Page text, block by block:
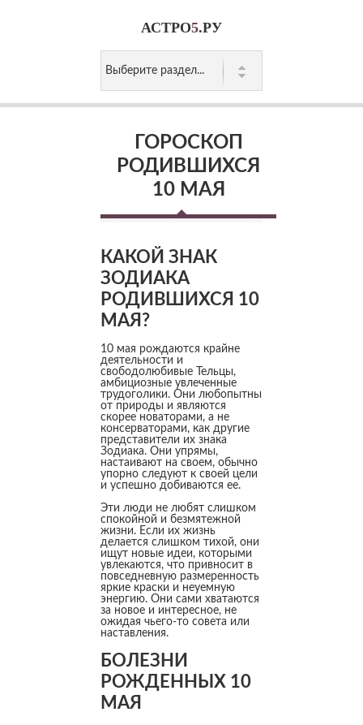
АСТРО5.РУ
ГОРОСКОП
РОДИВШИХСЯ
10 МАЯ
КАКОЙ ЗНАК
ЗОДИАКА
РОДИВШИХСЯ 10
МАЯ?
10 мая рождаются крайне
деятельности и
свободолюбивые Тельцы,
амбициозные увлеченные
трудоголики. Они любопытны
от природы и являются
скорее новаторами, а не
консерваторами, как другие
представители их знака
Зодиака. Они упрямы,
настаивают на своем, обычно
упорно следуют к своей цели
и успешно добиваются ее.
Эти люди не любят слишком
спокойной и безмятежной
жизни. Если их жизнь
делается слишком тихой, они
ищут новые идеи, которыми
увлекаются, что привносит в
повседневную размеренность
яркие краски и неуемную
энергию. Они сами хватаются
за новое и интересное, не
ожидая чьего-то совета или
наставления.
БОЛЕЗНИ
РОЖДЕННЫХ 10
МАЯ